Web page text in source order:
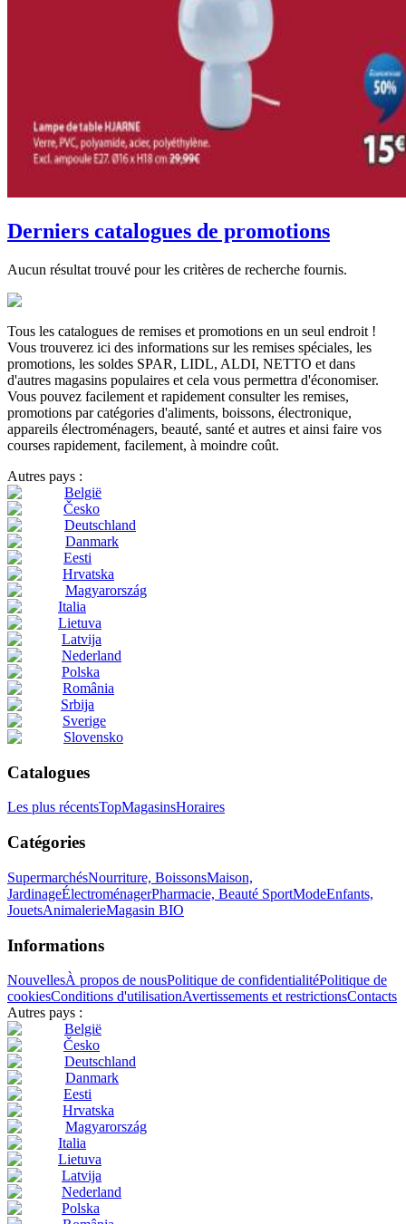
Derniers catalogues de promotions
Aucun résultat trouvé pour les critères de recherche fournis.
Tous les catalogues de remises et promotions en un seul endroit !
Vous trouverez ici des informations sur les remises spéciales, les
promotions, les soldes SPAR, LIDL, ALDI, NETTO et dans
d'autres magasins populaires et cela vous permettra d'économiser.
Vous pouvez facilement et rapidement consulter les remises,
promotions par catégories d'aliments, boissons, électronique,
appareils électroménagers, beauté, santé et autres et ainsi faire vos
courses rapidement, facilement, à moindre coût.
Autres pays :
België
Česko
Deutschland
Danmark
Eesti
Hrvatska
Magyarország
Italia
Lietuva
Latvija
Nederland
Polska
România
Srbija
Sverige
Slovensko
Catalogues
Les plus récentsTopMagasinsHoraires
Catégories
SupermarchésNourriture, BoissonsMaison,
JardinageÉlectroménagerPharmacie, Beauté SportModeEnfants,
JouetsAnimalerieMagasin BIO
Informations
NouvellesÀ propos de nousPolitique de confidentialitéPolitique de
cookiesConditions d'utilisationAvertissements et restrictionsContacts
Autres pays :
België
Česko
Deutschland
Danmark
Eesti
Hrvatska
Magyarország
Italia
Lietuva
Latvija
Nederland
Polska